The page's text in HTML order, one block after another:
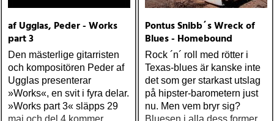
af Ugglas, Peder - Works
part 3
Den mästerlige gitarristen
och kompositören Peder af
Ugglas presenterar
»Works«, en svit i fyra delar.
»Works part 3« släpps 29
maj och del 4 kommer
Pontus Snibb´s Wreck of
Blues - Homebound
Rock ´n´ roll med rötter i
Texas-blues är kanske inte
det som ger starkast utslag
på hipster-barometern just
nu. Men vem bryr sig?
Bluesen i alla dess former